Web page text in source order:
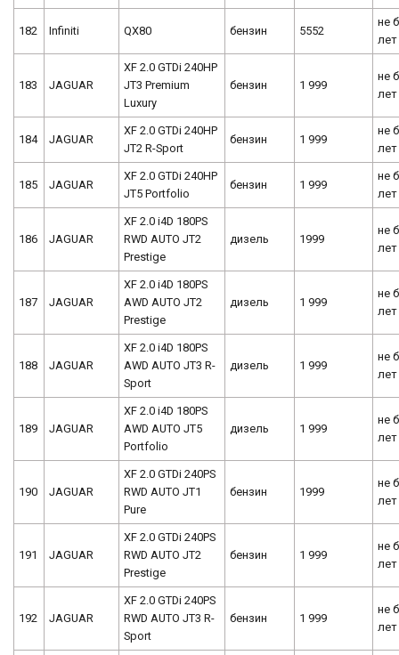
182 Infiniti QX80 бензин 5552
не
лет
183 JAGUAR
XF 2.0 GTDi 240HP
JT3 Premium
Luxury
бензин 1 999
не
лет
184 JAGUAR
XF 2.0 GTDi 240HP
JT2 R-Sport
бензин 1 999
не
лет
185 JAGUAR
XF 2.0 GTDi 240HP
JT5 Portfolio
бензин 1 999
не
лет
186 JAGUAR
XF 2.0 i4D 180PS
RWD AUTO JT2
Prestige
дизель 1999
не
лет
187 JAGUAR
XF 2.0 i4D 180PS
AWD AUTO JT2
Prestige
дизель 1 999
не
лет
188 JAGUAR
XF 2.0 i4D 180PS
AWD AUTO JT3 R-
Sport
дизель 1 999
не
лет
189 JAGUAR
XF 2.0 i4D 180PS
AWD AUTO JT5
Portfolio
дизель 1 999
не
лет
190 JAGUAR
XF 2.0 GTDi 240PS
RWD AUTO JT1
Pure
бензин 1999
не
лет
191 JAGUAR
XF 2.0 GTDi 240PS
RWD AUTO JT2
Prestige
бензин 1 999
не
лет
192 JAGUAR
XF 2.0 GTDi 240PS
RWD AUTO JT3 R-
Sport
бензин 1 999
не
лет